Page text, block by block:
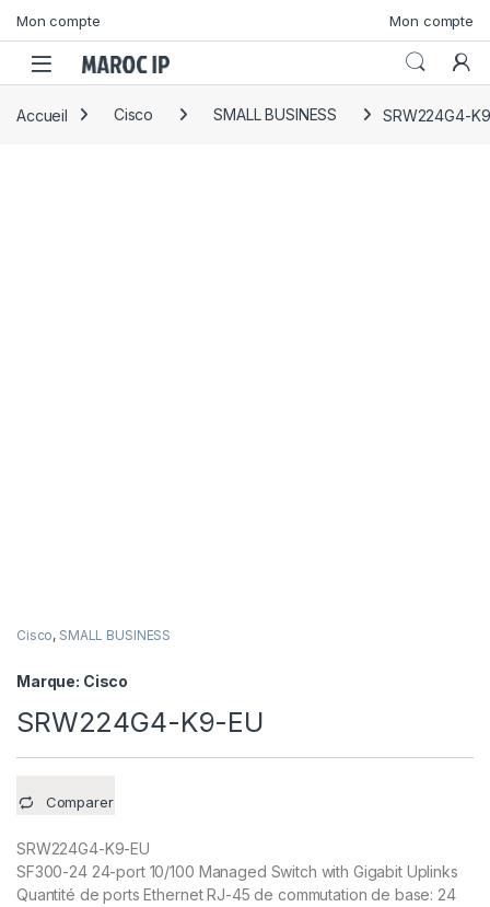
Mon compte Mon compte
Accueil Cisco SMALL BUSINESS SRW224G4-
Cisco, SMALL BUSINESS
Marque: Cisco
SRW224G4-K9-EU
Comparer
SRW224G4-K9-EU
SF300-24 24-port 10/100 Managed Switch with Gigabit Uplinks
Quantité de ports Ethernet RJ-45 de commutation de base: 24